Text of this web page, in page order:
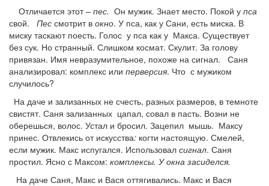
Отличается этот – пес. Он мужик. Знает место. Покой у пса
свой. Пес смотрит в окно. У пса, как у Сани, есть миска. В
миску таскают поесть. Голос у пса как у Макса. Существует
без сук. Но странный. Слишком космат. Скулит. За голову
привязан. Имя невразумительное, похоже на сигнал. Саня
анализировал: комплекс или перверсия. Что с мужиком
случилось?
На даче и зализанных не счесть, разных размеров, в темноте
свистят. Саня зализанных цапал, совал в пасть. Возни не
оберешься, волос. Устал и бросил. Зацепил мышь. Максу
принес. Отвлекись от искусства: когти настоящую. Смелей,
если мужик. Макс испугался. Использовал сигнал. Саня
простил. Ясно с Максом: комплексы. У окна засиделся.
На даче Саня, Макс и Вася оттягивались. Макс и Вася